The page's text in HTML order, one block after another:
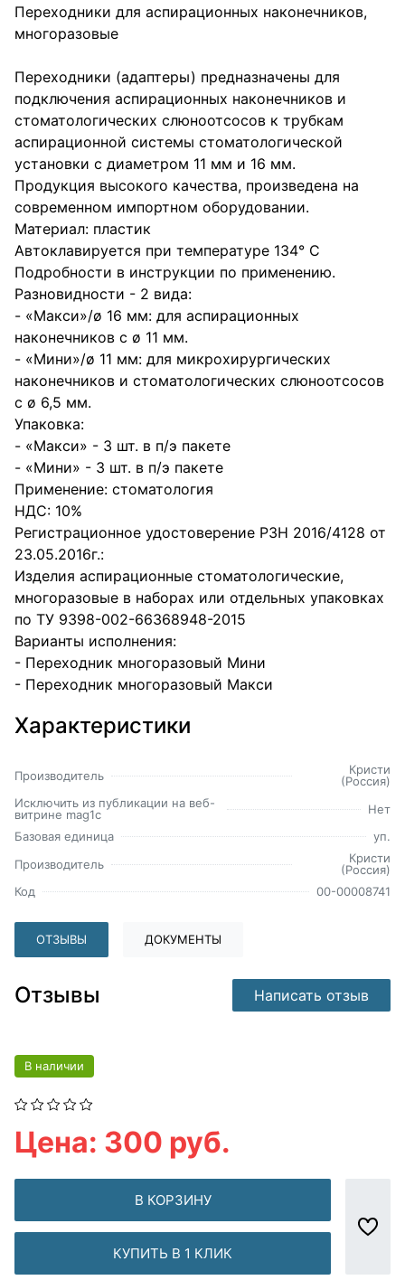
Переходники для аспирационных наконечников,
многоразовые
Переходники (адаптеры) предназначены для
подключения аспирационных наконечников и
стоматологических слюноотсосов к трубкам
аспирационной системы стоматологической
установки с диаметром 11 мм и 16 мм.
Продукция высокого качества, произведена на
современном импортном оборудовании.
Материал: пластик
Автоклавируется при температуре 134° С
Подробности в инструкции по применению.
Разновидности - 2 вида:
- «Макси»/ø 16 мм: для аспирационных
наконечников с ø 11 мм.
- «Мини»/ø 11 мм: для микрохирургических
наконечников и стоматологических слюноотсосов
с ø 6,5 мм.
Упаковка:
- «Макси» - 3 шт. в п/э пакете
- «Мини» - 3 шт. в п/э пакете
Применение: стоматология
НДС: 10%
Регистрационное удостоверение РЗН 2016/4128 от
23.05.2016г.:
Изделия аспирационные стоматологические,
многоразовые в наборах или отдельных упаковках
по ТУ 9398-002-66368948-2015
Варианты исполнения:
- Переходник многоразовый Мини
- Переходник многоразовый Макси
Характеристики
Производитель
Кристи
(Россия)
Исключить из публикации на веб-
витрине mag1c
Нет
Базовая единица
уп.
Производитель
Кристи
(Россия)
Код
00-00008741
ОТЗЫВЫ ДОКУМЕНТЫ
Отзывы Написать отзыв
В наличии
Цена: 300 руб.
В КОРЗИНУ
КУПИТЬ В 1 КЛИК